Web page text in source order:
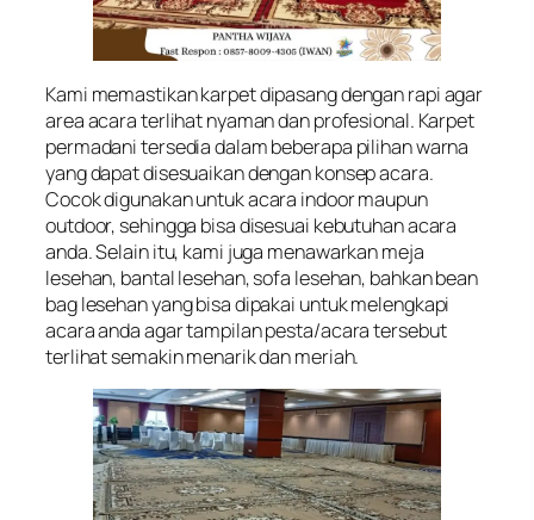
Kami memastikan karpet dipasang dengan rapi agar
area acara terlihat nyaman dan profesional. Karpet
permadani tersedia dalam beberapa pilihan warna
yang dapat disesuaikan dengan konsep acara.
Cocok digunakan untuk acara indoor maupun
outdoor, sehingga bisa disesuai kebutuhan acara
anda. Selain itu, kami juga menawarkan meja
lesehan, bantal lesehan, sofa lesehan, bahkan bean
bag lesehan yang bisa dipakai untuk melengkapi
acara anda agar tampilan pesta/acara tersebut
terlihat semakin menarik dan meriah.